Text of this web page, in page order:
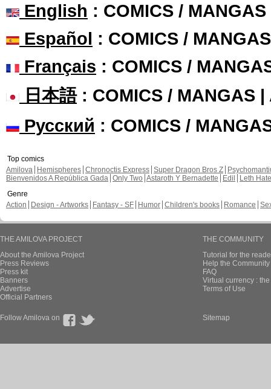
English : COMICS /
Español : COMICS /
Français : COMICS /
日本語: COMICS / MANGAS |
Русский : COMICS /
Top comics
Amilova
Hemispheres Chronoctis Express Super Dragon Bros Z
Bienvenidos A República Gada Only Two Astaroth Y Bernadette Edil
Leth Hate
Genre
Action
Design - Artworks Fantasy - SF Humor Children's books Romance
THE AMILOVA PROJECT
About the Amilova Project
Press Reviews
Press kit
Banners
Advertise
Official Partners
THE COMMUNITY
Tutorial for the
Help the
FAQ
Virtual currency :
Terms of Use
Follow Amilova on Sitemap